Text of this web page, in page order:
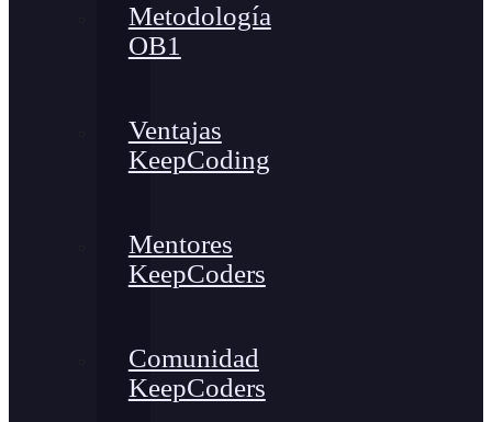
Metodología
OB1
Ventajas
KeepCoding
Mentores
KeepCoders
Comunidad
KeepCoders